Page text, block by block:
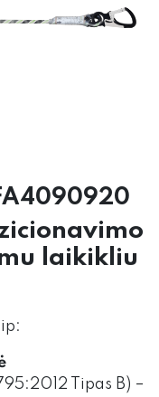
laikikliu
Tipas B) –